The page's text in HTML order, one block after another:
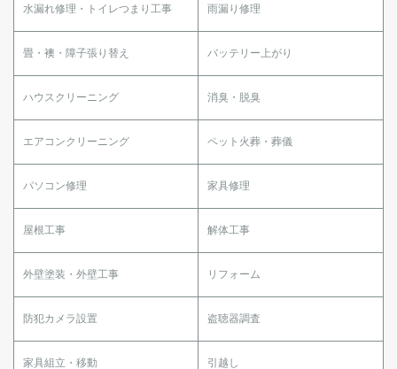
水漏れ修理・トイレつまり工事 雨漏り修理
畳・襖・障子張り替え バッテリー上がり
ハウスクリーニング 消臭・脱臭
エアコンクリーニング ペット火葬・葬儀
パソコン修理 家具修理
屋根工事 解体工事
外壁塗装・外壁工事 リフォーム
防犯カメラ設置 盗聴器調査
家具組立・移動 引越し